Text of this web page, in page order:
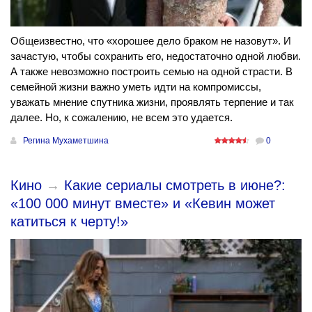
Общеизвестно, что «хорошее дело браком не назовут». И
зачастую, чтобы сохранить его, недостаточно одной любви.
А также невозможно построить семью на одной страсти. В
семейной жизни важно уметь идти на компромиссы,
уважать мнение спутника жизни, проявлять терпение и так
далее. Но, к сожалению, не всем это удается.
Регина Мухаметшина 0
Кино → Какие сериалы смотреть в июне?:
«100 000 минут вместе» и «Кевин может
катиться к черту!»